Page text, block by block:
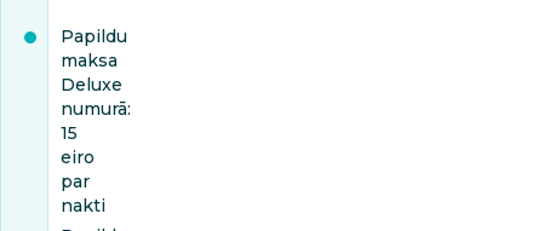
Papildu
maksa
Deluxe
numurā:
15
eiro
par
nakti